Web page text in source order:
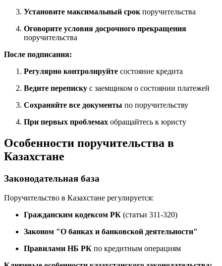
Установите максимальный срок поручительства
Оговорите условия досрочного прекращения
поручительства
После подписания:
Регулярно контролируйте состояние кредита
Ведите переписку с заемщиком о состоянии платежей
Сохраняйте все документы по поручительству
При первых проблемах обращайтесь к юристу
Особенности поручительства в
Казахстане
Законодательная база
Поручительство в Казахстане регулируется:
Гражданским кодексом РК (статьи 311-320)
Законом "О банках и банковской деятельности"
Правилами НБ РК по кредитным операциям